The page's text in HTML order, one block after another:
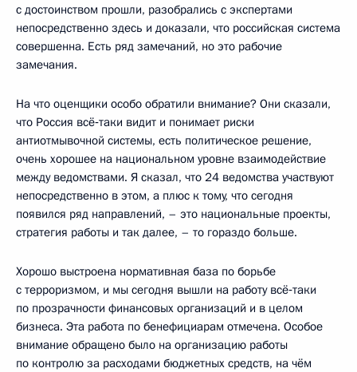
с достоинством прошли, разобрались с экспертами
непосредственно здесь и доказали, что российская система
совершенна. Есть ряд замечаний, но это рабочие
замечания.
На что оценщики особо обратили внимание? Они сказали,
что Россия всё‑таки видит и понимает риски
антиотмывочной системы, есть политическое решение,
очень хорошее на национальном уровне взаимодействие
между ведомствами. Я сказал, что 24 ведомства участвуют
непосредственно в этом, а плюс к тому, что сегодня
появился ряд направлений, – это национальные проекты,
стратегия работы и так далее, – то гораздо больше.
Хорошо выстроена нормативная база по борьбе
с терроризмом, и мы сегодня вышли на работу всё‑таки
по прозрачности финансовых организаций и в целом
бизнеса. Эта работа по бенефициарам отмечена. Особое
внимание обращено было на организацию работы
по контролю за расходами бюджетных средств, на чём